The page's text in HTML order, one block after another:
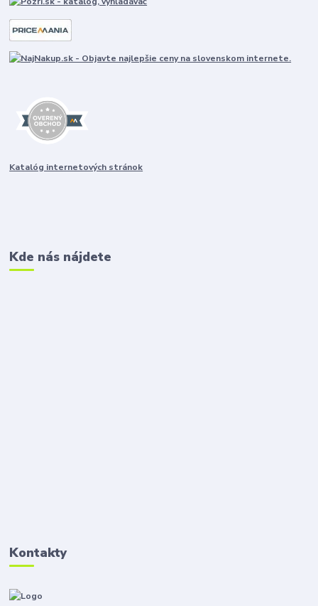
Katalóg internetových stránok
Kde nás nájdete
Kontakty